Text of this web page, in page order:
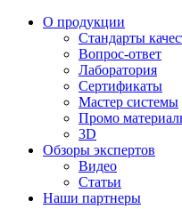
О продукции
Стандарты
Вопрос-ответ
Лаборатория
Сертификаты
Мастер системы
Промо
3D
Обзоры экспертов
Видео
Статьи
Наши партнеры